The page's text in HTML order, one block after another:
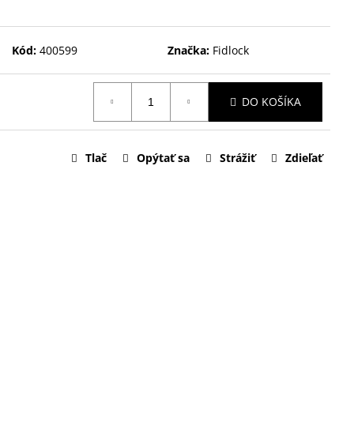
Kód: 400599 Značka: Fidlock
DO KOŠÍKA
Tlač Opýtať sa Strážiť Zdieľať